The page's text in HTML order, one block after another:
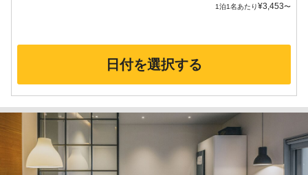
1泊1名あたり¥3,453〜
日付を選択する